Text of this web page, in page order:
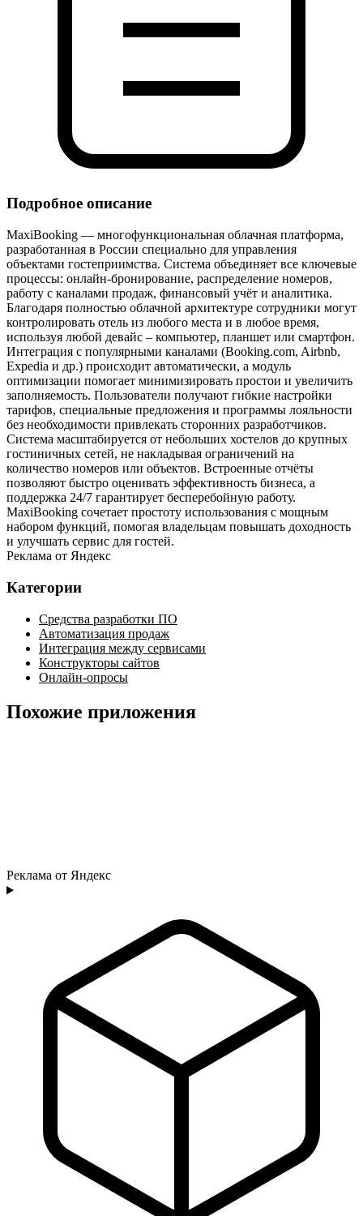
Подробное описание
MaxiBooking — многофункциональная облачная платформа,
разработанная в России специально для управления
объектами гостеприимства. Система объединяет все ключевые
процессы: онлайн‑бронирование, распределение номеров,
работу с каналами продаж, финансовый учёт и аналитика.
Благодаря полностью облачной архитектуре сотрудники могут
контролировать отель из любого места и в любое время,
используя любой девайс – компьютер, планшет или смартфон.
Интеграция с популярными каналами (Booking.com, Airbnb,
Expedia и др.) происходит автоматически, а модуль
оптимизации помогает минимизировать простои и увеличить
заполняемость. Пользователи получают гибкие настройки
тарифов, специальные предложения и программы лояльности
без необходимости привлекать сторонних разработчиков.
Система масштабируется от небольших хостелов до крупных
гостиничных сетей, не накладывая ограничений на
количество номеров или объектов. Встроенные отчёты
позволяют быстро оценивать эффективность бизнеса, а
поддержка 24/7 гарантирует бесперебойную работу.
MaxiBooking сочетает простоту использования с мощным
набором функций, помогая владельцам повышать доходность
и улучшать сервис для гостей.
Реклама от Яндекс
Категории
Средства разработки ПО
Автоматизация продаж
Интеграция между сервисами
Конструкторы сайтов
Онлайн-опросы
Похожие приложения
Реклама от Яндекс